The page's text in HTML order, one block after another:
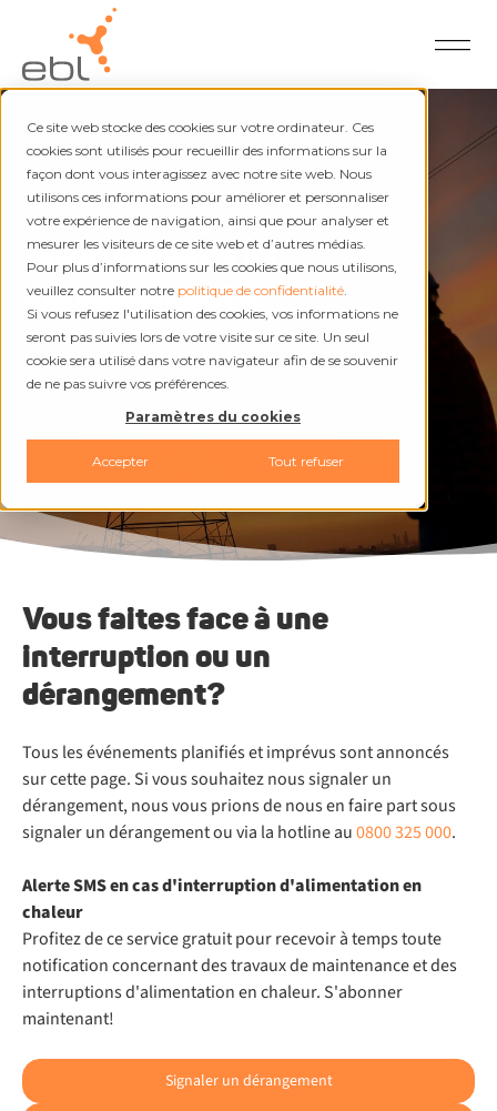
Ce site web stocke des cookies sur votre ordinateur. Ces
cookies sont utilisés pour recueillir des informations sur la
façon dont vous interagissez avec notre site web. Nous
utilisons ces informations pour améliorer et personnaliser
votre expérience de navigation, ainsi que pour analyser et
mesurer les visiteurs de ce site web et d’autres médias.
Pour plus d’informations sur les cookies que nous utilisons,
veuillez consulter notre politique de confidentialité.
Si vous refusez l'utilisation des cookies, vos informations ne
seront pas suivies lors de votre visite sur ce site. Un seul
cookie sera utilisé dans votre navigateur afin de se souvenir
de ne pas suivre vos préférences.
Paramètres du cookies
Accepter Tout refuser
Électricité et chaleur
Interruptions et
dérangements
Vous faites face à une
interruption ou un
dérangement?
Tous les événements planifiés et imprévus sont annoncés
sur cette page. Si vous souhaitez nous signaler un
dérangement, nous vous prions de nous en faire part sous
signaler un dérangement ou via la hotline au0800 325 000.
Alerte SMS en cas d'interruption d'alimentation en
chaleur
Profitez de ce service gratuit pour recevoir à temps toute
notification concernant des travaux de maintenance et des
interruptions d'alimentation en chaleur. S'abonner
maintenant!
Signaler un dérangement